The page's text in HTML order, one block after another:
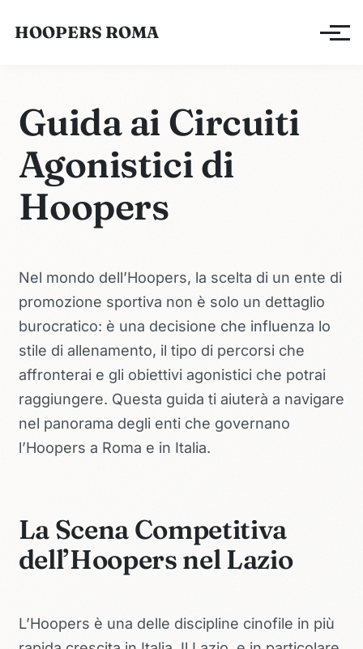
HOOPERS ROMA Apri/
Guida ai Circuiti
Agonistici di
Hoopers
Nel mondo dell’Hoopers, la scelta di un ente di
promozione sportiva non è solo un dettaglio
burocratico: è una decisione che influenza lo
stile di allenamento, il tipo di percorsi che
affronterai e gli obiettivi agonistici che potrai
raggiungere. Questa guida ti aiuterà a navigare
nel panorama degli enti che governano
l’Hoopers a Roma e in Italia.
La Scena Competitiva
dell’Hoopers nel Lazio
L’Hoopers è una delle discipline cinofile in più